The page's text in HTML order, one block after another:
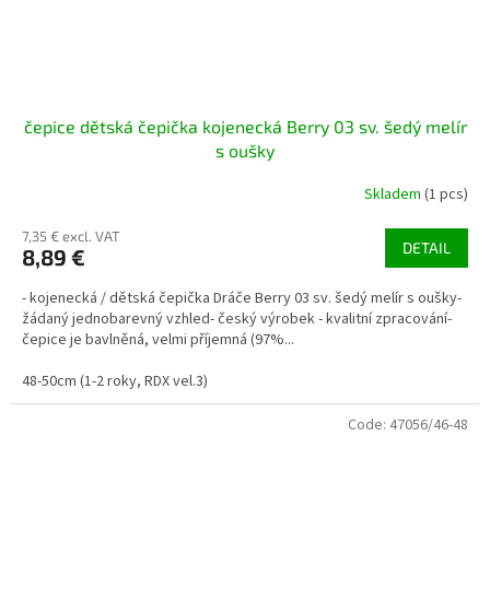
čepice dětská čepička kojenecká Berry 03 sv. šedý melír
s oušky
Skladem (1 pcs)
7,35 € excl. VAT
8,89 € DETAIL
- kojenecká / dětská čepička Dráče Berry 03 sv. šedý melír s oušky-
žádaný jednobarevný vzhled- český výrobek - kvalitní zpracování-
čepice je bavlněná, velmi příjemná (97%...
48-50cm (1-2 roky, RDX vel.3)
Code: 47056/46-48